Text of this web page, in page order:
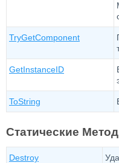
TryGetComponent
GetInstanceID
ToString
Статические
Destroy